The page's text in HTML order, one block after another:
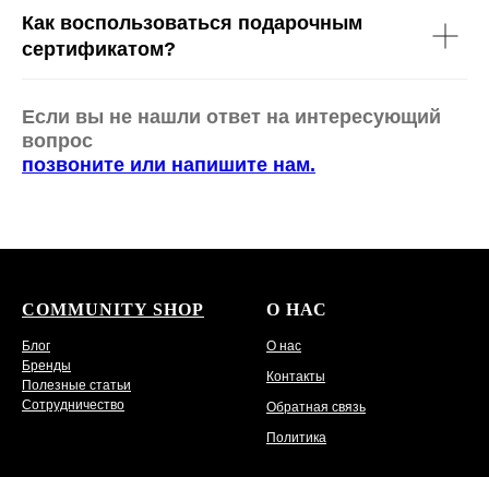
Как воспользоваться подарочным
сертификатом?
Если вы не нашли ответ на интересующий
вопрос
позвоните или напишите нам.
COMMUNITY SHOP
Блог
Бренды
Полезные статьи
Сотрудничество
О НАС
О нас
Контакты
Обратная связь
Политика